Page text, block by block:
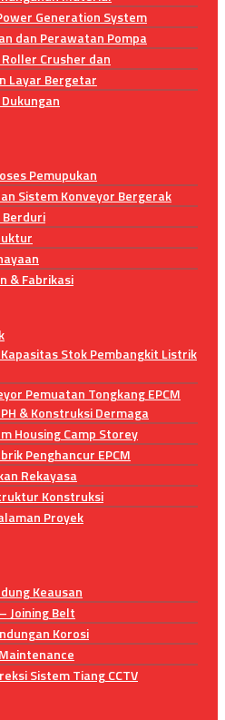
Generation System
dan Perawatan Pompa
Crusher dan
Layar Bergetar
Pemupukan
Sistem Konveyor Bergerak
& Fabrikasi
Stok Pembangkit Listrik
Pemuatan Tongkang EPCM
& Konstruksi Dermaga
Housing Camp Storey
Penghancur EPCM
Rekayasa
Konstruksi
Proyek
Keausan
Joining Belt
Korosi
Sistem Tiang CCTV